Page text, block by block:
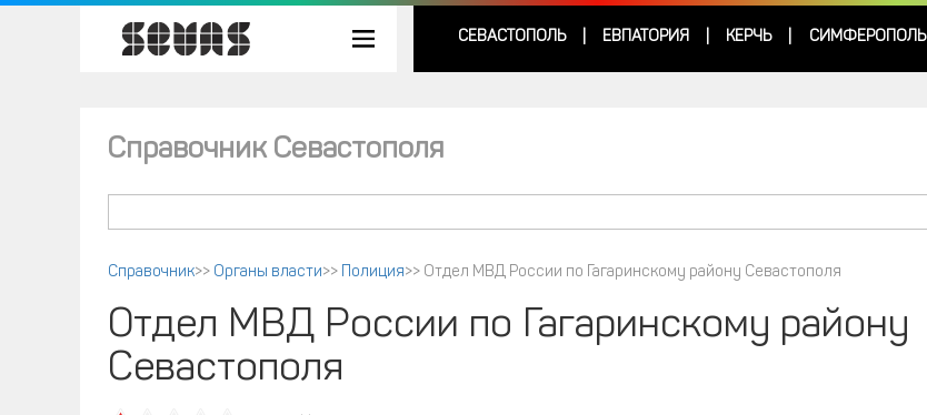
СЕВАСТОПОЛЬ ЕВПАТОРИЯ КЕРЧЬ СИМФЕРОПОЛЬ
Справочник Севастополя
Справочник>> Органы власти>> Полиция>> Отдел МВД России по Гагаринскому району Севастополя
Отдел МВД России по Гагаринскому району
Севастополя